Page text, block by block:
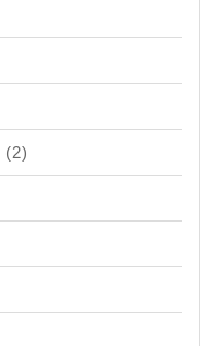
(2)